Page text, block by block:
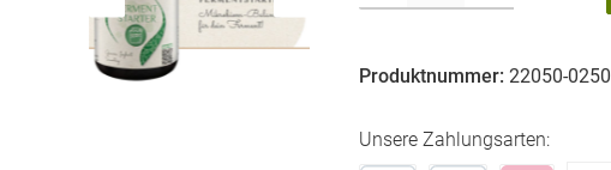
Produktnummer: 22050-0250
Unsere Zahlungsarten: